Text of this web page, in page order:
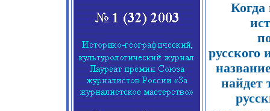
Когда
русского
найдет